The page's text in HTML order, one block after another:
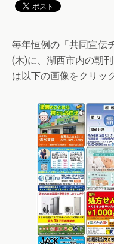
毎年恒例の「共同宣伝
(木)に、湖西市内の朝
は以下の画像をクリッ